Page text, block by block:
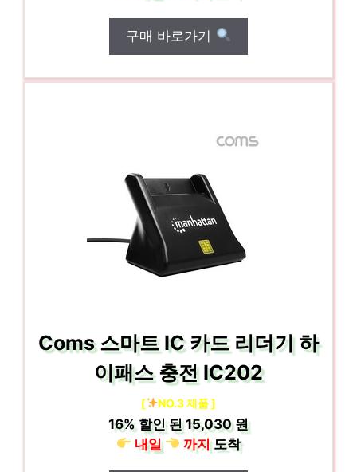
구매 바로가기
Coms 스마트 IC 카드 리더기 하
이패스 충전 IC202
[ NO.3 제품 ]
16% 할인 된15,030 원
내일
까지도착